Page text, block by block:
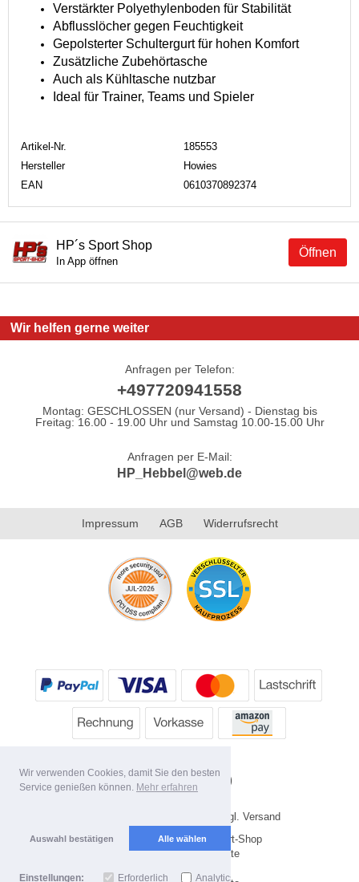
Wir verwenden Cookies, damit Sie den besten
Service genießen können. Mehr erfahren
Auswahl bestätigen Alle wählen
Einstellungen: Erforderlich Analytics
Verstärkter Polyethylenboden für Stabilität
Abflusslöcher gegen Feuchtigkeit
Gepolsterter Schultergurt für hohen Komfort
Zusätzliche Zubehörtasche
Auch als Kühltasche nutzbar
Ideal für Trainer, Teams und Spieler
Artikel-Nr.
185553
Hersteller
Howies
EAN
0610370892374
Öffnen
HP´s Sport Shop
In App öffnen
Wir helfen gerne weiter
Anfragen per Telefon:
+497720941558
Montag: GESCHLOSSEN (nur Versand) - Dienstag bis
Freitag: 16.00 - 19.00 Uhr und Samstag 10.00-15.00 Uhr
Anfragen per E-Mail:
HP_Hebbel@web.de
Impressum AGB Widerrufsrecht
* Alle Preise inkl. MwSt. evtl. zzgl. Versand
Copyright 2026 by HP's Sport-Shop
Mobile Shop by Shopgate